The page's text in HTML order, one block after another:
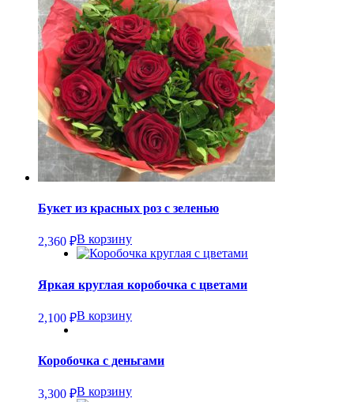
Букет из красных роз с зеленью
2,360 ₽В корзину
Яркая круглая коробочка с цветами
2,100 ₽В корзину
Коробочка с деньгами
3,300 ₽В корзину